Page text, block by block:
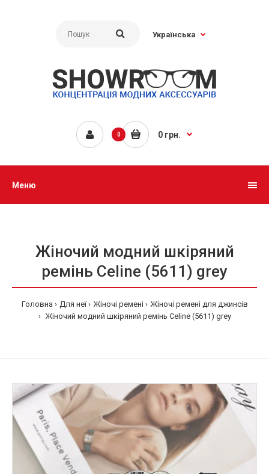
Українська
0 0 грн.
Меню
Жіночий модний шкіряний
ремінь Celine (5611) grey
Головна Для неї Жіночі ремені
Жіночі ремені для джинсів
Жіночий модний шкіряний ремінь Celine (5611) grey